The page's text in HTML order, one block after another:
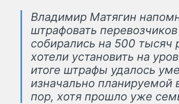
Владимир Матягин
штрафовать
собирались на 500 тысяч
хотели установить на
итоге штрафы удалось
изначально планируемой
пор, хотя прошло уже